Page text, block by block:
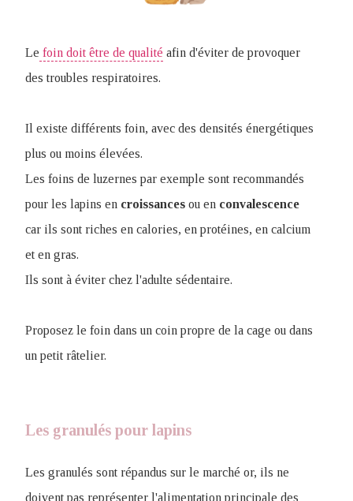
Le foin doit être de qualité afin d'éviter de provoquer
des troubles respiratoires.
Il existe différents foin, avec des densités énergétiques
plus ou moins élevées.
Les foins de luzernes par exemple sont recommandés
pour les lapins en croissances ou en convalescence
car ils sont riches en calories, en protéines, en calcium
et en gras.
Ils sont à éviter chez l'adulte sédentaire.
Proposez le foin dans un coin propre de la cage ou dans
un petit râtelier.
Les granulés pour lapins
Les granulés sont répandus sur le marché or, ils ne
doivent pas représenter l'alimentation principale des